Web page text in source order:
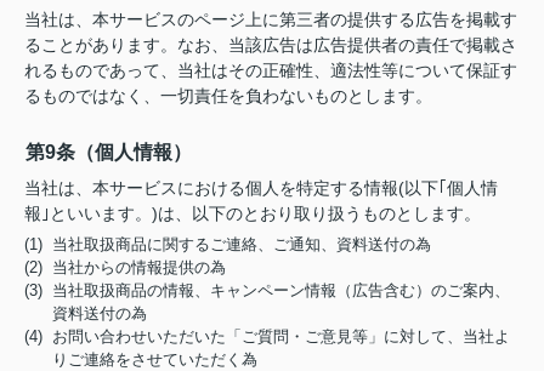
当社は、本サービスのページ上に第三者の提供する広告を掲載す
ることがあります。なお、当該広告は広告提供者の責任で掲載さ
れるものであって、当社はその正確性、適法性等について保証す
るものではなく、一切責任を負わないものとします。
第9条（個人情報）
当社は、本サービスにおける個人を特定する情報(以下｢個人情
報｣といいます。)は、以下のとおり取り扱うものとします。
(1) 当社取扱商品に関するご連絡、ご通知、資料送付の為
(2) 当社からの情報提供の為
(3) 当社取扱商品の情報、キャンペーン情報（広告含む）のご案内、
資料送付の為
(4) お問い合わせいただいた「ご質問・ご意見等」に対して、当社よ
りご連絡をさせていただく為